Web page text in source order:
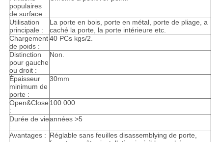
populaires
de surface :
Utilisation
principale :
La porte en bois, porte en métal, porte de pliage, a
caché la porte, la porte intérieure etc.
Chargement
de poids :
40 PCs kgs/2.
Distinction
pour gauche
ou droit :
Non.
Épaisseur
minimum de
porte :
30mm
Open&Close
:
100 000
Durée de vie
:
années >5
Avantages : Réglable sans feuilles disassemblying de porte,